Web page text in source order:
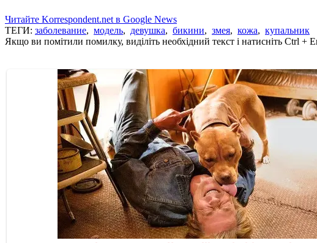
Читайте Korrespondent.net в Google News
ТЕГИ: заболевание, модель, девушка, бикини, змея, кожа, купальник
Якщо ви помітили помилку, виділіть необхідний текст і натисніть Ctrl +